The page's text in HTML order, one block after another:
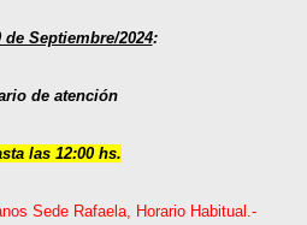
de Septiembre/2024:
de atención
las 12:00 hs.
Sede Rafaela, Horario Habitual.-